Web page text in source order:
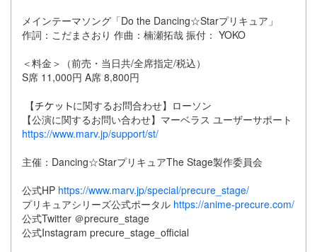
メインテーマソング「Do the Dancing☆Starプリキュア」
作詞：こだまさおり 作曲：楠瀬拓哉 振付： YOKO
＜料金＞（前売・当日共/全席指定/税込）
S席 11,000円 A席 8,800円
【
に関するお問合わせ】ローソン
【公演に関するお問い合わせ】マーベラス ユーザーサポート
https://www.marv.jp/support/st/
主催：Dancing☆StarプリキュアThe Stage製作委員会
公式HP https://www.marv.jp/special/precure_stage/
プリキュアシリーズ公式ポータル https://anime-precure.com/
公式Twitter ＠precure_stage
公式Instagram precure_stage_official